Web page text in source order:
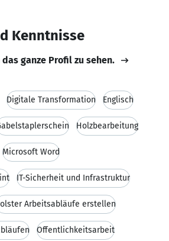
Kenntnisse
ganze Profil zu sehen.
Digitale Transformation Englisch
Holzbearbeitung
Microsoft Word
IT-Sicherheit und Infrastruktur
Arbeitsabläufe erstellen
Öffentlichkeitsarbeit